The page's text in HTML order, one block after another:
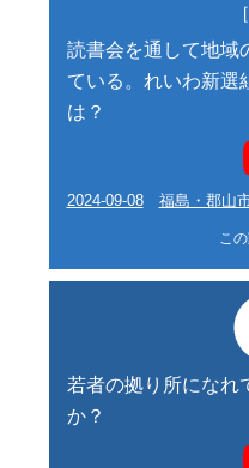
読書会を通して地域
ている。れいわ新選
は？
2024-09-08 福島・郡山
こ
若者の拠り所になれ
か？